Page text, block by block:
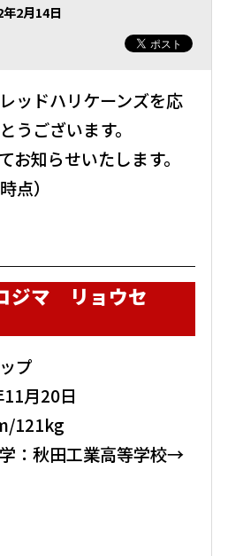
2月14日
ッドハリケーンズを応
うございます。
お知らせいたします。
点）
ジマ リョウセ
プ
月20日
121kg
：秋田工業高等学校→